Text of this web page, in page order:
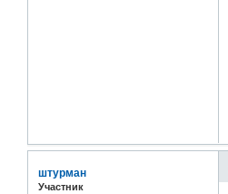
штурман
Участник